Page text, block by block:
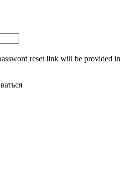
reset link will be provided in